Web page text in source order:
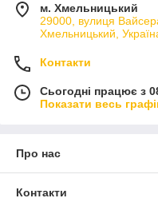
м. Хмельницький
29000, вулиця
Хмельницький,
Контакти
Сьогодні працює з
Показати весь
Про нас
Контакти